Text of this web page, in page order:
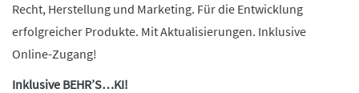
Recht, Herstellung und Marketing. Für die Entwicklung
erfolgreicher Produkte. Mit Aktualisierungen. Inklusive
Online-Zugang!
Inklusive BEHR’S…KI!